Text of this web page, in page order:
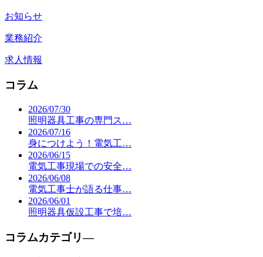
お知らせ
業務紹介
求人情報
コラム
2026/07/30
照明器具工事の専門ス…
2026/07/16
身につけよう！電気工…
2026/06/15
電気工事現場での安全…
2026/06/08
電気工事士が語る仕事…
2026/06/01
照明器具仮設工事で培…
コラムカテゴリ―